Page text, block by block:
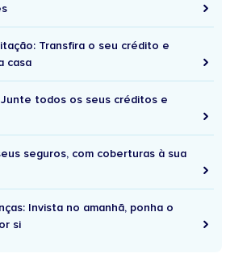
Transfira o seu crédito e
casa
todos os seus créditos e
seguros, com coberturas à sua
Invista no amanhã, ponha o
si